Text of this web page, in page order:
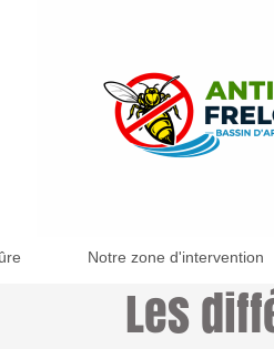
Notre zone d'intervention
Les